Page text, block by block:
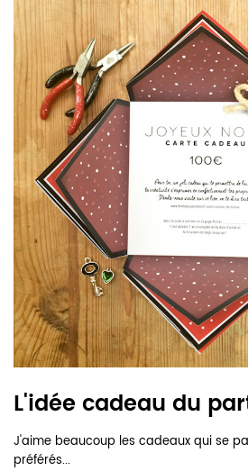
L'idée cadeau du
J'aime beaucoup les cadeaux qui se
préférés...